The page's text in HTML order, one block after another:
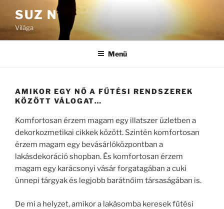
SUZ N
Világa
Menü
AMIKOR EGY NŐ A FŰTÉSI RENDSZEREK
KÖZÖTT VÁLOGAT…
Komfortosan érzem magam egy illatszer üzletben a
dekorkozmetikai cikkek között. Szintén komfortosan
érzem magam egy bevásárlóközpontban a
lakásdekoráció shopban. És komfortosan érzem
magam egy karácsonyi vásár forgatagában a cuki
ünnepi tárgyak és legjobb barátnőim társaságában is.
De mi a helyzet, amikor a lakásomba keresek fűtési